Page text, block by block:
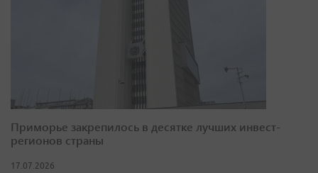
Приморье закрепилось в десятке лучших инвест-
регионов страны
17.07.2026